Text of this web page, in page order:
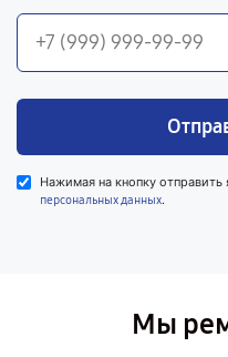
Нажимая на кнопку
персональных данных.
Мы